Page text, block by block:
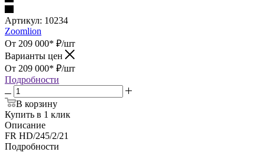
Артикул: 10234
Zoomlion
От 209 000* ₽/шт
Варианты цен
От 209 000* ₽/шт
Подробности
В корзину
Купить в 1 клик
Описание
FR HD/245/2/21
Подробности